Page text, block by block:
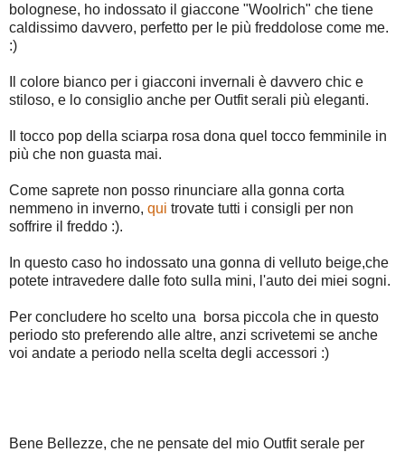
bolognese, ho indossato il giaccone "Woolrich" che tiene
caldissimo davvero, perfetto per le più freddolose come me.
:)
Il colore bianco per i giacconi invernali è davvero chic e
stiloso, e lo consiglio anche per Outfit serali più eleganti.
Il tocco pop della sciarpa rosa dona quel tocco femminile in
più che non guasta mai.
Come saprete non posso rinunciare alla gonna corta
nemmeno in inverno, qui trovate tutti i consigli per non
soffrire il freddo :).
In questo caso ho indossato una gonna di velluto beige,che
potete intravedere dalle foto sulla mini, l'auto dei miei sogni.
Per concludere ho scelto una borsa piccola che in questo
periodo sto preferendo alle altre, anzi scrivetemi se anche
voi andate a periodo nella scelta degli accessori :)
Bene Bellezze, che ne pensate del mio Outfit serale per